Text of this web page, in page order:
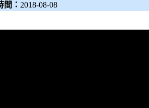
間： 2018-08-08